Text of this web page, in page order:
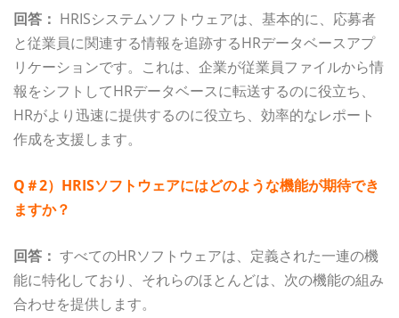
回答： HRISシステムソフトウェアは、基本的に、応募者
と従業員に関連する情報を追跡するHRデータベースアプ
リケーションです。これは、企業が従業員ファイルから情
報をシフトしてHRデータベースに転送するのに役立ち、
HRがより迅速に提供するのに役立ち、効率的なレポート
作成を支援します。
Q＃2）HRISソフトウェアにはどのような機能が期待でき
ますか？
回答： すべてのHRソフトウェアは、定義された一連の機
能に特化しており、それらのほとんどは、次の機能の組み
合わせを提供します。